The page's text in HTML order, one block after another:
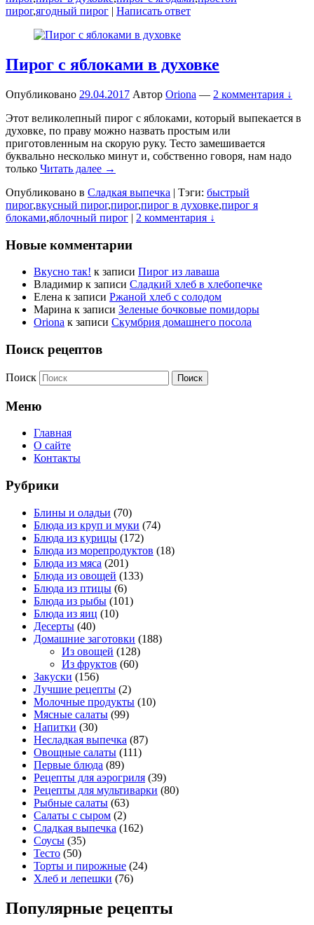
пирог,ягодный пирог | Написать ответ
Пирог с яблоками в духовке
Опубликовано 29.04.2017 Автор Oriona — 2 комментария ↓
Этот великолепный пирог с яблоками, который выпекается в
духовке, по праву можно назвать простым или
приготовленным на скорую руку. Тесто замешивается
буквально несколько минут и, собственно говоря, нам надо
только Читать далее →
Опубликовано в Сладкая выпечка | Тэги: быстрый
пирог,вкусный пирог,пирог,пирог в духовке,пирог я
блоками,яблочный пирог | 2 комментария ↓
Новые комментарии
Вкусно так! к записи Пирог из лаваша
Владимир к записи Сладкий хлеб в хлебопечке
Елена к записи Ржаной хлеб с солодом
Марина к записи Зеленые бочковые помидоры
Oriona к записи Скумбрия домашнего посола
Поиск рецептов
Поиск
Меню
Главная
О сайте
Контакты
Рубрики
Блины и оладьи (70)
Блюда из круп и муки (74)
Блюда из курицы (172)
Блюда из морепродуктов (18)
Блюда из мяса (201)
Блюда из овощей (133)
Блюда из птицы (6)
Блюда из рыбы (101)
Блюда из яиц (10)
Десерты (40)
Домашние заготовки (188)
Из овощей (128)
Из фруктов (60)
Закуски (156)
Лучшие рецепты (2)
Молочные продукты (10)
Мясные салаты (99)
Напитки (30)
Несладкая выпечка (87)
Овощные салаты (111)
Первые блюда (89)
Рецепты для аэрогриля (39)
Рецепты для мультиварки (80)
Рыбные салаты (63)
Салаты с сыром (2)
Сладкая выпечка (162)
Соусы (35)
Тесто (50)
Торты и пирожные (24)
Хлеб и лепешки (76)
Популярные рецепты